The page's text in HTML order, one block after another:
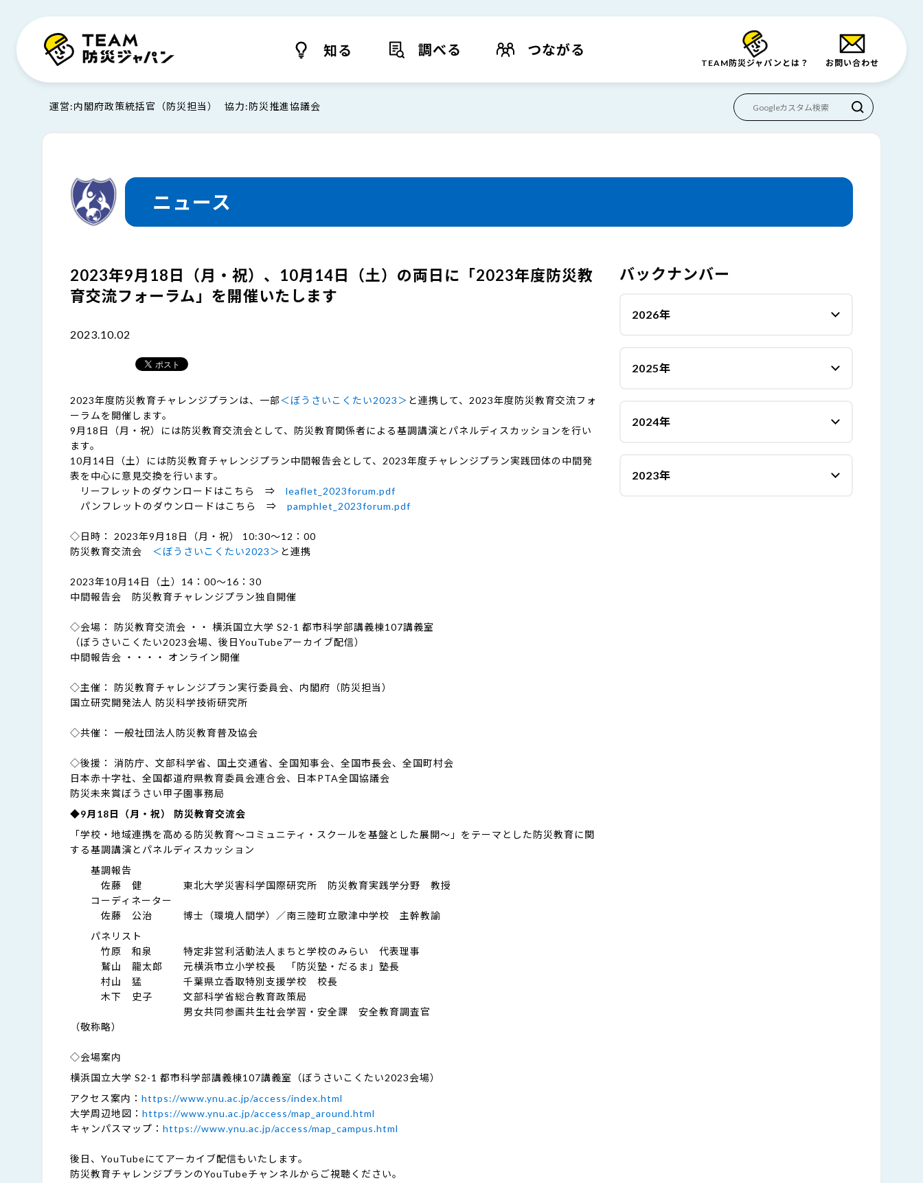
知る 調べる つながる
TEAM防災ジャパンとは？ お問い合わせ
運営 内閣府政策統括官（防災担当） 協力 防災推進協議会
ニュース
2023年9月18日（月・祝）、10月14日（土）の両日に「2023年度防災教
育交流フォーラム」を開催いたします
2023.10.02
2023年度防災教育チャレンジプランは、一部＜ぼうさいこくたい2023＞ と連携して、2023年度防災教育交流フォ
ーラムを開催します。
9月18日（月・祝）には防災教育交流会として、防災教育関係者による基調講演とパネルディスカッションを行い
ます。
10月14日（土）には防災教育チャレンジプラン中間報告会として、2023年度チャレンジプラン実践団体の中間発
表を中心に意見交換を行います。
リーフレットのダウンロードはこちら ⇒ leaflet_2023forum.pdf
パンフレットのダウンロードはこちら ⇒ pamphlet_2023forum.pdf
◇日時： 2023年9月18日（月・祝） 10:30～12：00
防災教育交流会 ＜ぼうさいこくたい2023＞ と連携
2023年10月14日（土）14：00～16：30
中間報告会 防災教育チャレンジプラン独自開催
◇会場： 防災教育交流会 ・・ 横浜国立大学 S2-1 都市科学部講義棟107講義室
（ぼうさいこくたい2023会場、後日YouTubeアーカイブ配信）
中間報告会 ・・・・ オンライン開催
◇主催： 防災教育チャレンジプラン実行委員会、内閣府（防災担当）
国立研究開発法人 防災科学技術研究所
◇共催： 一般社団法人防災教育普及協会
◇後援： 消防庁、文部科学省、国土交通省、全国知事会、全国市長会、全国町村会
日本赤十字社、全国都道府県教育委員会連合会、日本PTA全国協議会
防災未来賞ぼうさい甲子園事務局
◆9月18日（月・祝） 防災教育交流会
「学校・地域連携を高める防災教育～コミュニティ・スクールを基盤とした展開～」をテーマとした防災教育に関
する基調講演とパネルディスカッション
基調報告
佐藤 健 東北大学災害科学国際研究所 防災教育実践学分野 教授
コーディネーター
佐藤 公治 博士（環境人間学）／南三陸町立歌津中学校 主幹教諭
パネリスト
竹原 和泉 特定非営利活動法人まちと学校のみらい 代表理事
鷲山 龍太郎 元横浜市立小学校長 「防災塾・だるま」塾長
村山 猛 千葉県立香取特別支援学校 校長
木下 史子 文部科学省総合教育政策局
男女共同参画共生社会学習・安全課 安全教育調査官
（敬称略）
◇会場案内
横浜国立大学 S2-1 都市科学部講義棟107講義室（ぼうさいこくたい2023会場）
アクセス案内： https://www.ynu.ac.jp/access/index.html
大学周辺地図： https://www.ynu.ac.jp/access/map_around.html
キャンパスマップ： https://www.ynu.ac.jp/access/map_campus.html
後日、YouTubeにてアーカイブ配信もいたします。
防災教育チャレンジプランのYouTubeチャンネルからご視聴ください。
バックナンバー
2026年
2025年
2024年
2023年